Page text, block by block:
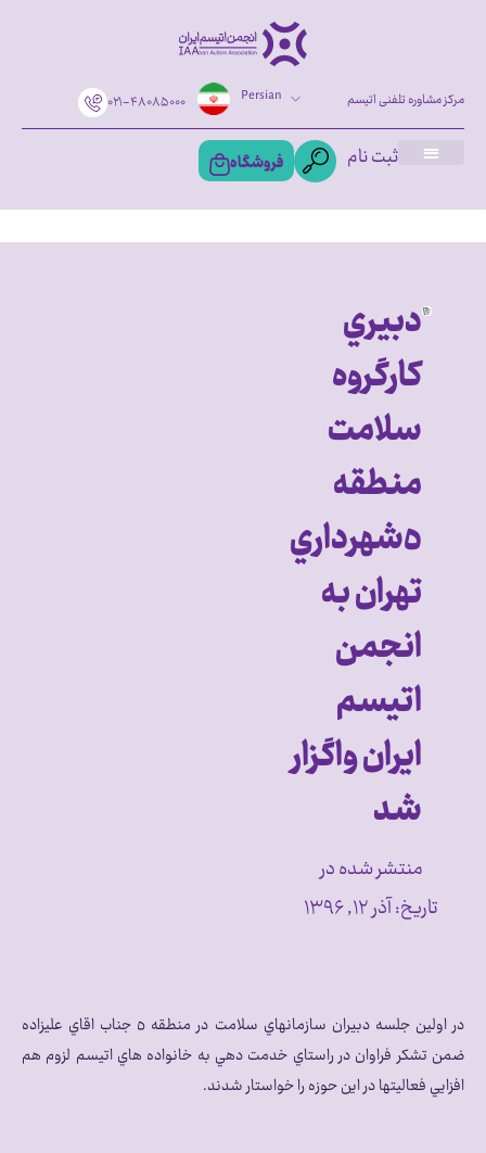
۰۲۱-۴۸۰۸۵۰۰۰ Persian مرکز مشاوره تلفنی اتیسم
ثبت نام فروشگاه
دبيري
كارگروه
سلامت
منطقه
٥شهرداري
تهران به
انجمن
اتيسم
ايران واگزار
شد
منتشر شده در
تاریخ:آذر ۱۲, ۱۳۹۶
در اولين جلسه دبيران سازمانهاي سلامت در منطقه ٥ جناب اقاي عليزاده
ضمن تشكر فراوان در راستاي خدمت دهي به خانواده هاي اتيسم لزوم هم
افزايي فعاليتها در اين حوزه را خواستار شدند.